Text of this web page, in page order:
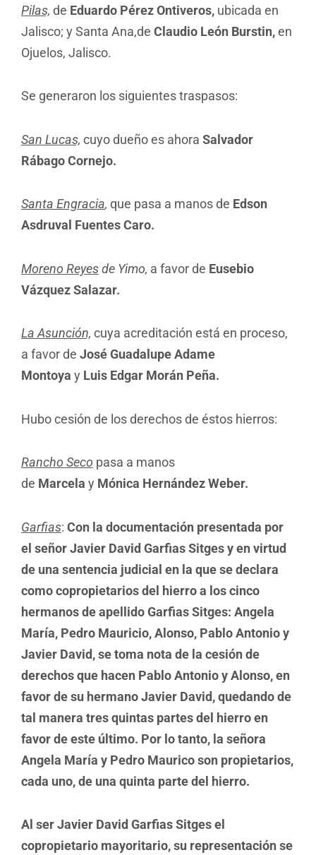
Pilas, de Eduardo Pérez Ontiveros, ubicada en
Jalisco; y Santa Ana,de Claudio León Burstin,en
Ojuelos, Jalisco.
Se generaron los siguientes traspasos:
San Lucas, cuyo dueño es ahora Salvador
Rábago Cornejo.
Santa Engracia, que pasa a manos de Edson
Asdruval Fuentes Caro.
Moreno Reyesde Yimo, a favor de Eusebio
Vázquez Salazar.
La Asunción, cuya acreditación está en proceso,
a favor de José Guadalupe Adame
Montoya y Luis Edgar Morán Peña.
Hubo cesión de los derechos de éstos hierros:
Rancho Seco pasa a manos
de Marcela y Mónica Hernández Weber.
Garfias: Con la documentación presentada por
el señor Javier David Garfias Sitges y en virtud
de una sentencia judicial en la que se declara
como copropietarios del hierro a los cinco
hermanos de apellido Garfias Sitges: Angela
María, Pedro Mauricio, Alonso, Pablo Antonio y
Javier David,se toma nota de la cesión de
derechos que hacen Pablo Antonio y Alonso, en
favor de su hermano Javier David, quedando de
tal manera tres quintas partes del hierro en
favor de este último. Por lo tanto, la señora
Angela María y Pedro Maurico son propietarios,
cada uno, de una quinta parte del hierro.
Al ser Javier David Garfias Sitges el
copropietario mayoritario, su representación se